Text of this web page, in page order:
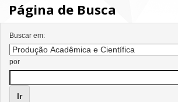
Página de Busca
Buscar em:
por